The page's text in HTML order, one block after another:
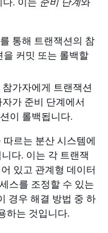
통해 트랜잭션의 참
커밋 또는 롤백할
가자에게 트랜잭션
가 준비 단계에서
이 롤백됩니다.
르는 분산 시스템에
다. 이는 각 트랜잭
있고 관계형 데이터
스를 조정할 수 있는
경우 해결 방법 중 하
하는 것입니다.